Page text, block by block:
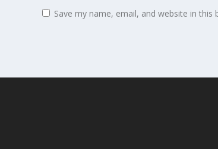
Save my name, email, and website in